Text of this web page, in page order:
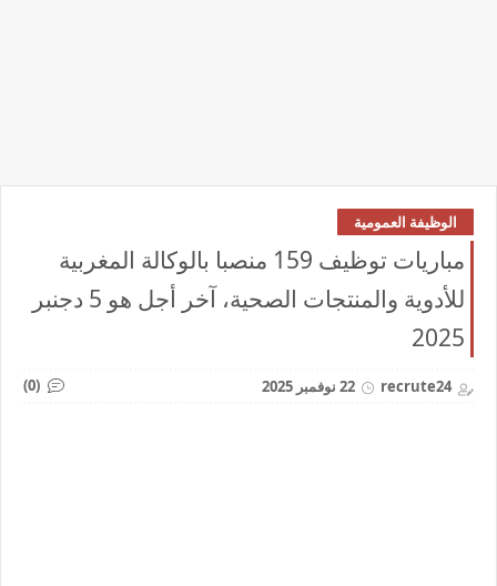
الوظيفة العمومية
مباريات توظيف 159 منصبا بالوكالة المغربية
للأدوية والمنتجات الصحية، آخر أجل هو 5 دجنبر
2025
recrute24 22 نوفمبر 2025 (0)